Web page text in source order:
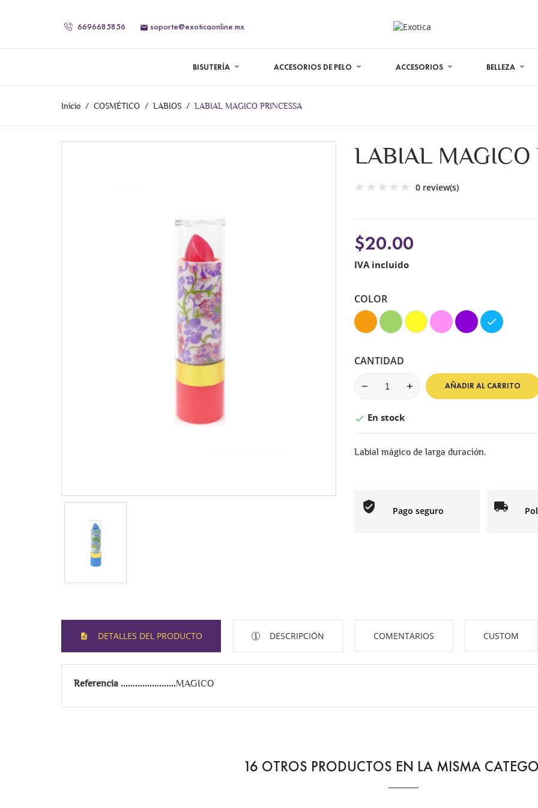
6696685856  soporte@exoticaonline.mx
BISUTERÍA ACCESORIOS DE PELO ACCESORIOS BELLEZA
Inicio COSMÉTICO LABIOS LABIAL MAGICO PRINCESSA
LABIAL MAGICO
0 review(s)
$20.00
IVA incluido
COLOR
NaranjaVerde AmarilloRosa MoradoAzul
CANTIDAD
AÑADIR AL CARRITO
 En stock
Labial mágico de larga duración.
Pago seguro
DETALLES DEL PRODUCTO DESCRIPCIÓN COMENTARIOS CUSTOM
Referencia MAGICO
16 OTROS PRODUCTOS EN LA MISMA